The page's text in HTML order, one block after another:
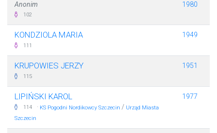
Anonim
102
1980
KONDZIOLA MARIA
111
1949
KRUPOWIES JERZY
115
1951
LIPIŃSKI KAROL
114 · KS Pogodni Nordikowcy Szczecin / Urząd Miasta
Szczecin
1977